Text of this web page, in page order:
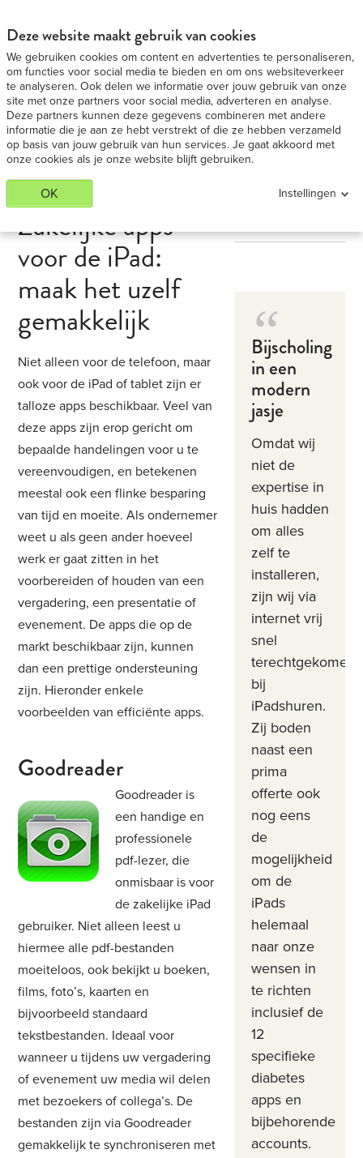
Deze website maakt gebruik van cookies
We gebruiken cookies om content en advertenties te personaliseren,
om functies voor social media te bieden en om ons websiteverkeer
te analyseren. Ook delen we informatie over jouw gebruik van onze
site met onze partners voor social media, adverteren en analyse.
Deze partners kunnen deze gegevens combineren met andere
informatie die je aan ze hebt verstrekt of die ze hebben verzameld
op basis van jouw gebruik van hun services. Je gaat akkoord met
onze cookies als je onze website blijft gebruiken.
OK Instellingen
Zakelijke apps
voor de iPad:
maak het uzelf
gemakkelijk
Niet alleen voor de telefoon, maar
ook voor de iPad of tablet zijn er
talloze apps beschikbaar. Veel van
deze apps zijn erop gericht om
bepaalde handelingen voor u te
vereenvoudigen, en betekenen
meestal ook een flinke besparing
van tijd en moeite. Als ondernemer
weet u als geen ander hoeveel
werk er gaat zitten in het
voorbereiden of houden van een
vergadering, een presentatie of
evenement. De apps die op de
markt beschikbaar zijn, kunnen
dan een prettige ondersteuning
zijn. Hieronder enkele
voorbeelden van efficiënte apps.
Goodreader
Goodreader is
een handige en
professionele
pdf-lezer, die
onmisbaar is voor
de zakelijke iPad
gebruiker. Niet alleen leest u
hiermee alle pdf-bestanden
moeiteloos, ook bekijkt u boeken,
films, foto’s, kaarten en
bijvoorbeeld standaard
tekstbestanden. Ideaal voor
wanneer u tijdens uw vergadering
of evenement uw media wil delen
met bezoekers of collega’s. De
bestanden zijn via Goodreader
gemakkelijk te synchroniseren met
Bijscholing
in een
modern
jasje
Omdat wij
niet de
expertise in
huis hadden
om alles
zelf te
installeren,
zijn wij via
internet vrij
snel
terechtgekomen
bij
iPadshuren.
Zij boden
naast een
prima
offerte ook
nog eens
de
mogelijkheid
om de
iPads
helemaal
naar onze
wensen in
te richten
inclusief de
12
specifieke
diabetes
apps en
bijbehorende
accounts.